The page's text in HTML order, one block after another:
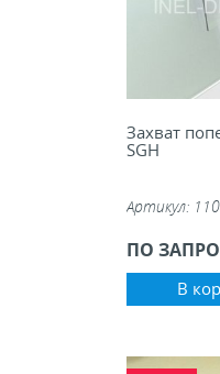
Захват
SGH
Артикул:
ПО
В